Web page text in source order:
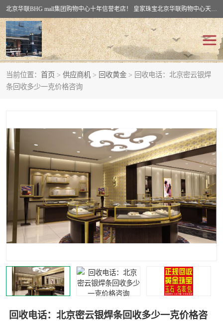
北京华联BHG mall集团购物中心十年信誉老店！ 皇家珠宝北京华联购物中心天时名苑店竭诚欢迎您。 北京市通州区（八通线）通州北苑地铁华联购物中心一层皇家珠宝 北京皇家珠宝通州黄金回收黄金首饰加工店（八通线: 通州北苑地铁华联店）：通州区通州北苑地铁华联购物中心一层皇家珠宝。
当前位置： 首页 > 供应商机 > 回收黄金 > 回收电话：北京密云银焊
条回收多少一克价格咨询
回收电话：北京密云银焊条回收多少一克价格咨
回收黄金
回收翡翠玉石